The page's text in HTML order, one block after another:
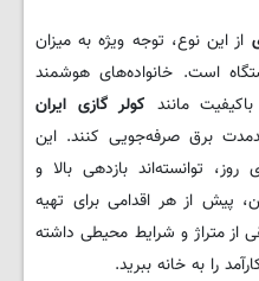
از این نوع، توجه ویژه به میزان
است. خانواده‌های هوشمند
مانند کولر گازی ایران
برق صرفه‌جویی کنند. این
توانسته‌اند بازدهی بالا و
پیش از هر اقدامی برای تهیه
از متراژ و شرایط محیطی داشته
را به خانه ببرید.